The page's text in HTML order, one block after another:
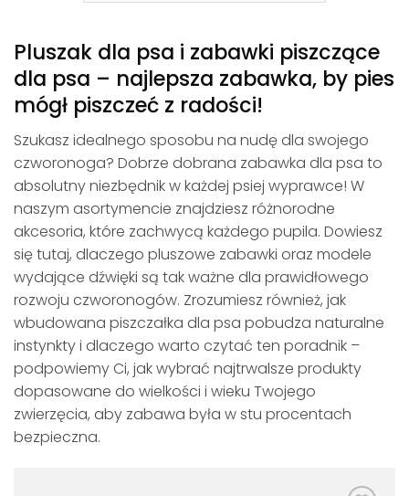
Pluszak dla psa i zabawki piszczące
dla psa – najlepsza zabawka, by pies
mógł piszczeć z radości!
Szukasz idealnego sposobu na nudę dla swojego
czworonoga? Dobrze dobrana zabawka dla psa to
absolutny niezbędnik w każdej psiej wyprawce! W
naszym asortymencie znajdziesz różnorodne
akcesoria, które zachwycą każdego pupila. Dowiesz
się tutaj, dlaczego pluszowe zabawki oraz modele
wydające dźwięki są tak ważne dla prawidłowego
rozwoju czworonogów. Zrozumiesz również, jak
wbudowana piszczałka dla psa pobudza naturalne
instynkty i dlaczego warto czytać ten poradnik –
podpowiemy Ci, jak wybrać najtrwalsze produkty
dopasowane do wielkości i wieku Twojego
zwierzęcia, aby zabawa była w stu procentach
bezpieczna.